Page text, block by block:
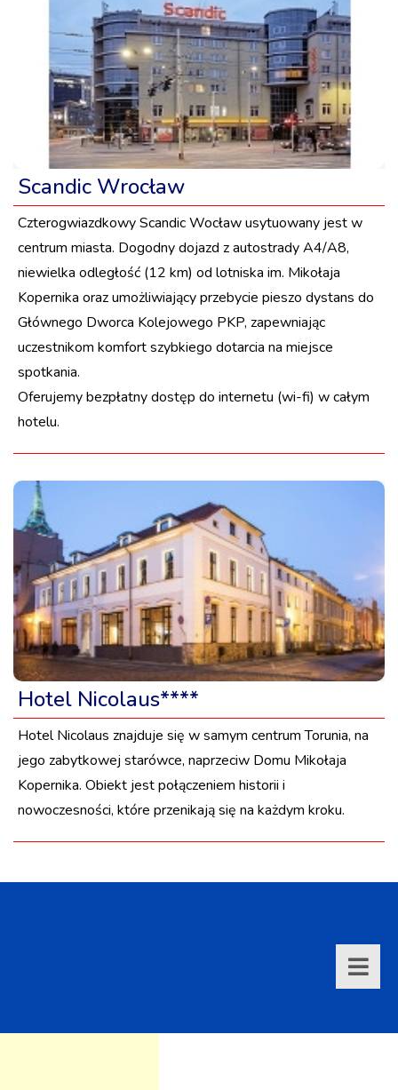
Scandic Wrocław
Czterogwiazdkowy Scandic Wocław usytuowany jest w
centrum miasta. Dogodny dojazd z autostrady A4/A8,
niewielka odległość (12 km) od lotniska im. Mikołaja
Kopernika oraz umożliwiający przebycie pieszo dystans do
Głównego Dworca Kolejowego PKP, zapewniając
uczestnikom komfort szybkiego dotarcia na miejsce
spotkania.
Oferujemy bezpłatny dostęp do internetu (wi-fi) w całym
hotelu.
Hotel Nicolaus****
Hotel Nicolaus znajduje się w samym centrum Torunia, na
jego zabytkowej starówce, naprzeciw Domu Mikołaja
Kopernika. Obiekt jest połączeniem historii i
nowoczesności, które przenikają się na każdym kroku.